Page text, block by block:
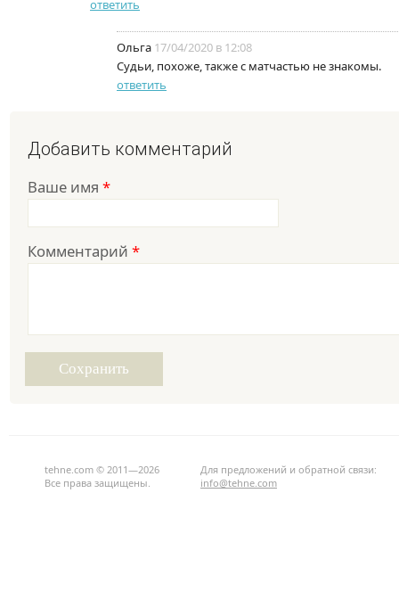
ответить
Ольга 17/04/2020 в 12:08
Судьи, похоже, также с матчастью не знакомы.
ответить
Добавить комментарий
Ваше имя *
Комментарий *
tehne.com © 2011—2026
Все права защищены.
Для предложений и обратной связи:
info@tehne.com